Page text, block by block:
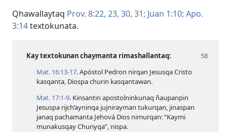
Qhawallaytaq Prov. 8:​22, 23, 30, 31; Juan 1:10; Apo.
3:14textokunata.
Kay textokunan chaymanta rimashallantaq:
Mat. 16:​13-17. Apóstol Pedron nirqan Jesusqa Cristo
kasqanta, Diospa churin kasqantawan.
Mat. 17:​1-9. Kinsantin apostolninkunaq ñaupanpin
Jesuspa rijch’ayninqa jujnirayman tukurqan, jinaspan
janaq pachamanta Jehová Dios nimurqan: “Kaymi
munakusqay Churiyqa”, nispa.